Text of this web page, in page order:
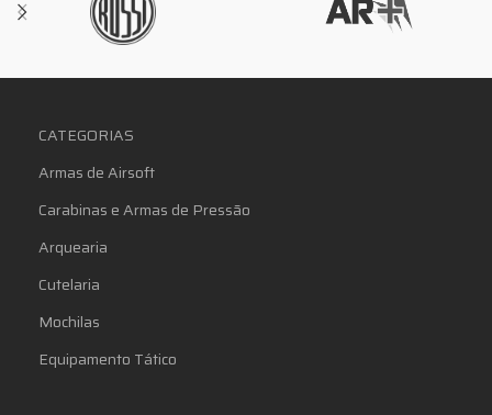
CATEGORIAS
Armas de Airsoft
Carabinas e Armas de Pressão
Arquearia
Cutelaria
Mochilas
Equipamento Tático